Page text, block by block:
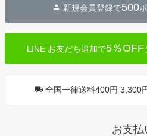
新規会員登録で500
LINE お友だち追加で5％OFF
全国一律送料400円 3,300
お支払